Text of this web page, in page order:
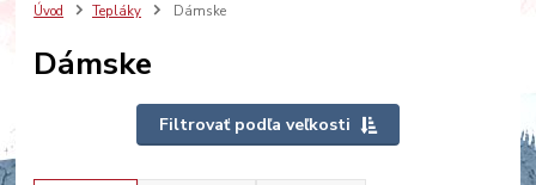
Úvod Tepláky Dámske
Dámske
Filtrovať podľa veľkosti